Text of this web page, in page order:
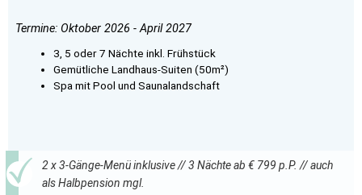
Termine: Oktober 2026 - April 2027
3, 5 oder 7 Nächte inkl. Frühstück
Gemütliche Landhaus-Suiten (50m²)
Spa mit Pool und Saunalandschaft
2 x 3-Gänge-Menü inklusive // 3 Nächte ab € 799 p.P. // auch
als Halbpension mgl.